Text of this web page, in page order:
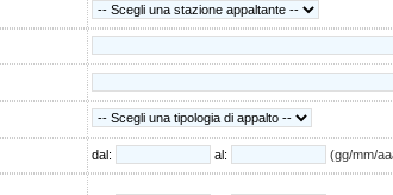
dal: al: (gg/mm/